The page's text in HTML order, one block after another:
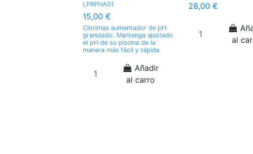
LPRPHA01
15,00 €
Clorimax aumentador de pH
granulado. Mantenga ajustado
el pH de su piscina de la
manera más fácil y rápida
Añadir
al carro
28,00 €
al